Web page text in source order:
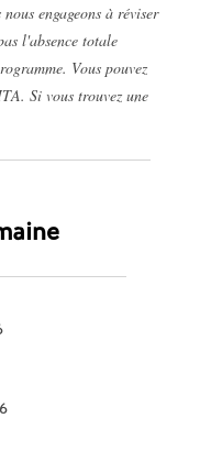
engageons à réviser
l'absence totale
Vous pouvez
Si vous trouvez une